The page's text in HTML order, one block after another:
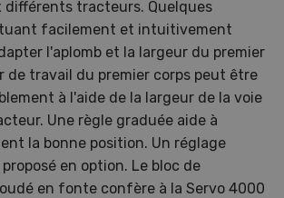
différents tracteurs. Quelques
facilement et intuitivement
l'aplomb et la largeur du premier
de travail du premier corps peut être
à l'aide de la largeur de la voie
Une règle graduée aide à
la bonne position. Un réglage
en option. Le bloc de
en fonte confère à la Servo 4000